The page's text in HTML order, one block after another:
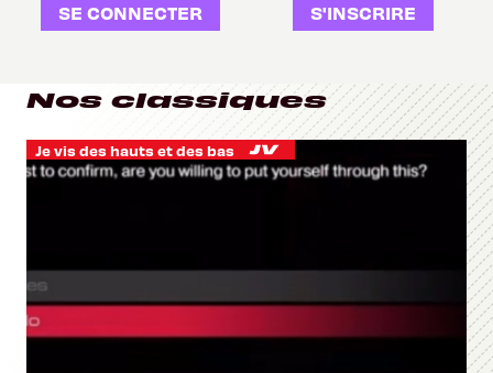
SE CONNECTER S'INSCRIRE
Nos classiques
Je vis des hauts et des bas